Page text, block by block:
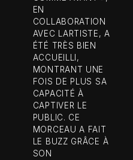
EN
COLLABORATION
AVEC LARTISTE, A
ÉTÉ TRÈS BIEN
ACCUEILLI,
MONTRANT UNE
FOIS DE PLUS SA
CAPACITÉ À
CAPTIVER LE
PUBLIC. CE
MORCEAU A FAIT
LE BUZZ GRÂCE À
SON